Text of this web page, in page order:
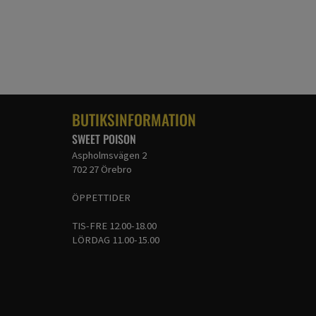
BUTIKSINFORMATION
SWEET POISON
Aspholmsvägen 2
702 27 Örebro
ÖPPETTIDER
TIS-FRE 12.00-18.00
LÖRDAG 11.00-15.00